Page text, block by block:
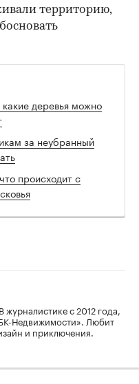
территорию,
деревья можно
за неубранный
происходит с
с 2012 года,
Недвижимости». Любит
и приключения.